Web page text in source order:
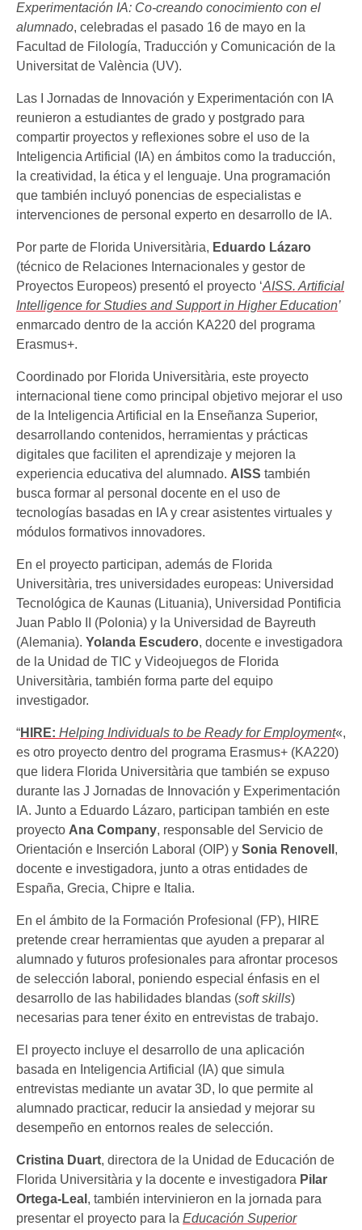
Experimentación IA: Co-creando conocimiento con el
alumnado, celebradas el pasado 16 de mayo en la
Facultad de Filología, Traducción y Comunicación de la
Universitat de València (UV).
Las I Jornadas de Innovación y Experimentación con IA
reunieron a estudiantes de grado y postgrado para
compartir proyectos y reflexiones sobre el uso de la
Inteligencia Artificial (IA) en ámbitos como la traducción,
la creatividad, la ética y el lenguaje. Una programación
que también incluyó ponencias de especialistas e
intervenciones de personal experto en desarrollo de IA.
Por parte de Florida Universitària, Eduardo Lázaro
(técnico de Relaciones Internacionales y gestor de
Proyectos Europeos) presentó el proyecto ‘AISS. Artificial
Intelligence for Studies and Support in Higher Education’
enmarcado dentro de la acción KA220 del programa
Erasmus+.
Coordinado por Florida Universitària, este proyecto
internacional tiene como principal objetivo mejorar el uso
de la Inteligencia Artificial en la Enseñanza Superior,
desarrollando contenidos, herramientas y prácticas
digitales que faciliten el aprendizaje y mejoren la
experiencia educativa del alumnado. AISS también
busca formar al personal docente en el uso de
tecnologías basadas en IA y crear asistentes virtuales y
módulos formativos innovadores.
En el proyecto participan, además de Florida
Universitària, tres universidades europeas: Universidad
Tecnológica de Kaunas (Lituania), Universidad Pontificia
Juan Pablo II (Polonia) y la Universidad de Bayreuth
(Alemania). Yolanda Escudero, docente e investigadora
de la Unidad de TIC y Videojuegos de Florida
Universitària, también forma parte del equipo
investigador.
“HIRE: Helping Individuals to be Ready for Employment«,
es otro proyecto dentro del programa Erasmus+ (KA220)
que lidera Florida Universitària que también se expuso
durante las J Jornadas de Innovación y Experimentación
IA. Junto a Eduardo Lázaro, participan también en este
proyecto Ana Company, responsable del Servicio de
Orientación e Inserción Laboral (OIP) y Sonia Renovell ,
docente e investigadora, junto a otras entidades de
España, Grecia, Chipre e Italia.
En el ámbito de la Formación Profesional (FP), HIRE
pretende crear herramientas que ayuden a preparar al
alumnado y futuros profesionales para afrontar procesos
de selección laboral, poniendo especial énfasis en el
desarrollo de las habilidades blandas (soft skills)
necesarias para tener éxito en entrevistas de trabajo.
El proyecto incluye el desarrollo de una aplicación
basada en Inteligencia Artificial (IA) que simula
entrevistas mediante un avatar 3D, lo que permite al
alumnado practicar, reducir la ansiedad y mejorar su
desempeño en entornos reales de selección.
Cristina Duart, directora de la Unidad de Educación de
Florida Universitària y la docente e investigadora Pilar
Ortega-Leal , también intervinieron en la jornada para
presentar el proyecto para la Educación Superior